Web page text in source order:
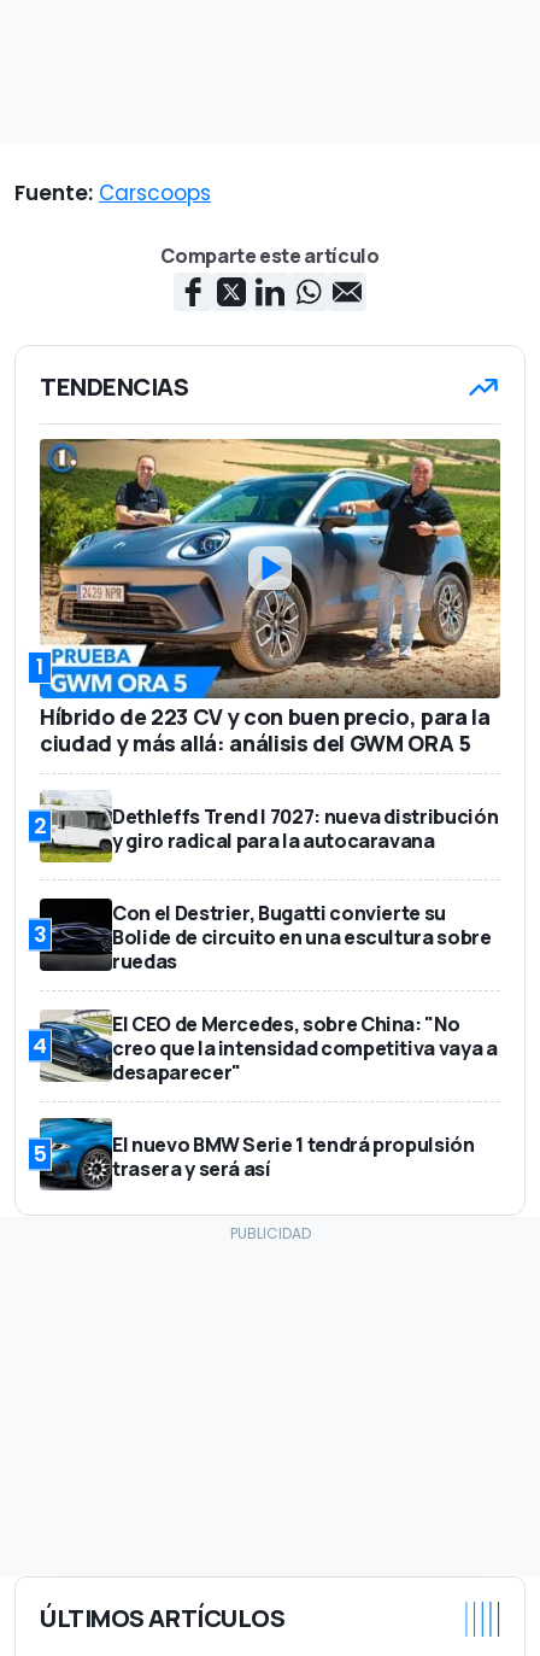
Fuente: Carscoops
Comparte este artículo
TENDENCIAS
1
Híbrido de 223 CV y con buen precio, para la
ciudad y más allá: análisis del GWM ORA 5
2
Dethleffs Trend I 7027: nueva distribución
y giro radical para la autocaravana
3
Con el Destrier, Bugatti convierte su
Bolide de circuito en una escultura sobre
ruedas
4
El CEO de Mercedes, sobre China: "No
creo que la intensidad competitiva vaya a
desaparecer"
5
El nuevo BMW Serie 1 tendrá propulsión
trasera y será así
ÚLTIMOS ARTÍCULOS